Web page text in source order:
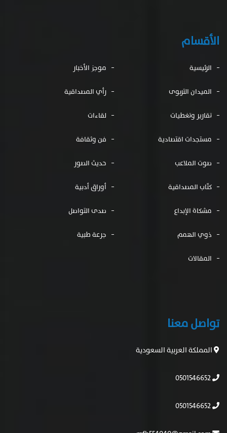
الأقسام
الرئيسية موجز الأخبار
الميدان التربوى رأي المصداقية
تقارير وتغطيات لقاءات
مستجدات اقتصادية فن وثقافة
صوت الملاعب حديث الصور
كتّاب المصداقية أوراق أدبية
مشكاة الإبداع صدى التواصل
ذوي الهمم جرعة طبية
المقالات
تواصل معنا
المملكة العربية السعودية